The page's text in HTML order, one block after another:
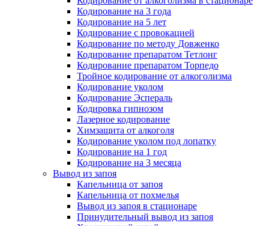
Кодирование на 3 года
Кодирование на 5 лет
Кодирование с провокацией
Кодирование по методу Довженко
Кодирование препаратом Тетлонг
Кодирование препаратом Торпедо
Тройное кодирование от алкоголизма
Кодирование уколом
Кодирование Эспераль
Кодировка гипнозом
Лазерное кодирование
Химзащита от алкоголя
Кодирование уколом под лопатку
Кодирование на 1 год
Кодирование на 3 месяца
Вывод из запоя
Капельница от запоя
Капельница от похмелья
Вывод из запоя в стационаре
Принудительный вывод из запоя